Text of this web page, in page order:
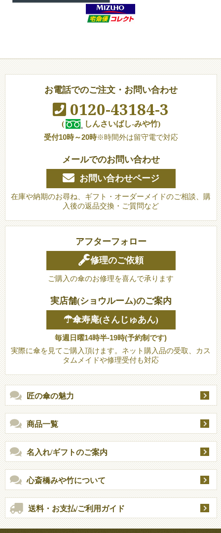
お電話でのご注文・お問い合わせ
0120-43184-3
(
しんさいばし-みや竹)
受付10時～20時※時間外は留守電で対応
メールでのお問い合わせ
お問い合わせページ
在庫や納期のお尋ね、ギフト・オーダーメイドのご相談、購
入後の返品交換・ご質問など
アフターフォロー
修理のご依頼
ご購入の傘のお修理を喜んで承ります
実店舗(ショウルーム)のご案内
☂傘寿庵(さんじゅあん)
毎週日曜14時半-19時(予約制です)
実際に傘を見てご購入頂けます。ネット購入品の受取、カス
タムメイドや修理受付も対応
匠の傘の魅力
商品一覧
名入れ/ギフトのご案内
心斎橋みや竹について
送料・お支払/ご利用ガイド